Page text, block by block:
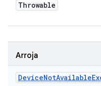
Throwable
Arroja
DeviceNotAvailable